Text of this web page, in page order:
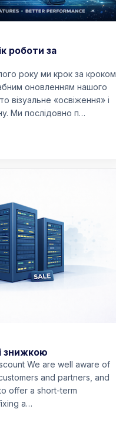
роботи за
року ми крок за кроком
оновленням нашого
візуальне «освіження» і
Ми послідовно п…
знижкою
We are well aware of
and partners, and
offer a short-term
a…